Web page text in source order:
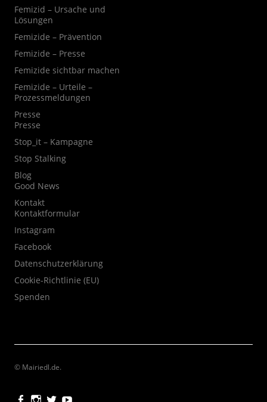
Femizid – Ursache und
Lösungen
Femizide – Prävention
Femizide – Presse
Femizide sichtbar machen
Femizide – Urteile –
Prozessmeldungen
Presse
Presse
Stop_it – Kampagne
Stop Stalking
Blog
Good News
Kontakt
Kontaktformular
Instagram
Facebook
Datenschutzerklärung
Cookie-Richtlinie (EU)
Spenden
© Mairiedl.de